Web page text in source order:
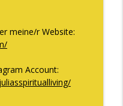
meine/r Website:
Account: